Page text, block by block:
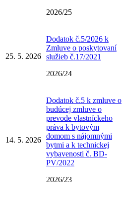
2026/25
25. 5. 2026
Dodatok č.5/2026 k
Zmluve o poskytovaní
služieb č.17/2021
2026/24
14. 5. 2026
Dodatok č.5 k zmluve o
budúcej zmluve o
prevode vlastníckeho
práva k bytovým
domom s nájomnými
bytmi a k technickej
vybavenosti č. BD-
PV/2022
2026/23